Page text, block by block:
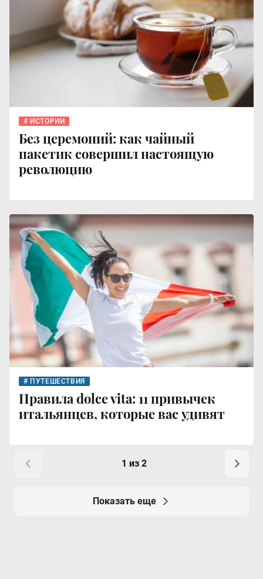
ИСТОРИИ
Без церемоний: как чайный
пакетик совершил настоящую
революцию
ПУТЕШЕСТВИЯ
Правила dolce vita: 11 привычек
итальянцев, которые вас удивят
1 из 2
Показать еще